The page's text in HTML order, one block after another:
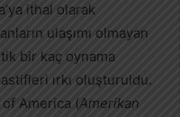
ithal olarak
ulaşımı olmayan
bir kaç oynama
ırkı oluşturuldu.
of America (Amerikan